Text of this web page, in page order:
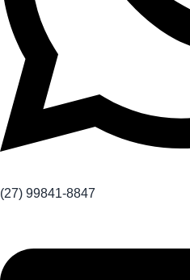
(27) 99841-8847